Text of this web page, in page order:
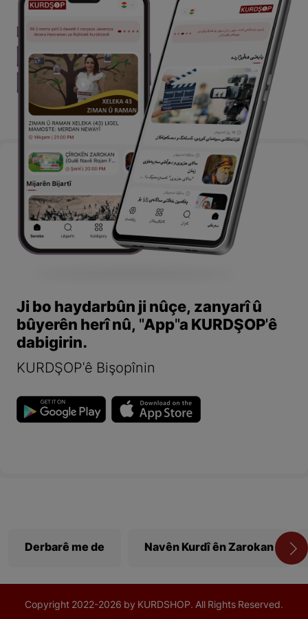
Ji bo haydarbûn ji nûçe, zanyarî û
bûyerên herî nû, "App"a KURDŞOP'ê
dabigirin.
KURDŞOP'ê Bişopînin
Derbarê me de Navên Kurdî ên Zarokan
Copyright 2022-2026 by KURDSHOP. All Rights Reserved.